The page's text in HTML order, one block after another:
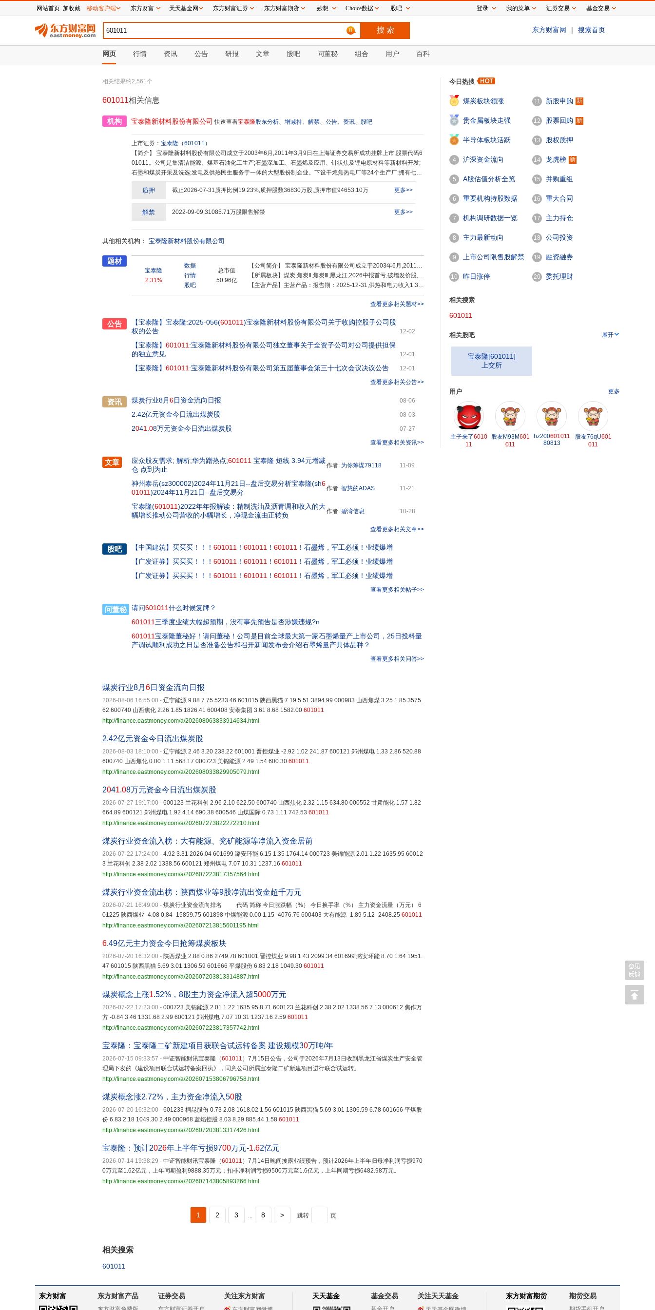
0 东方财富网 | 搜索首页
网页 行情 资讯 公告 研报 文章 股吧 问董秘 组合 用户 百科
相关结果约2,561个
601011相关信息
机构 宝泰隆新材料股份有限公司 快速查看宝泰隆股东分析、 增减持、 解禁、 公告、 资讯、 股吧
上市证券： 宝泰隆 （601011 ）
【简介】
01011。公司是集清洁能源、煤基石油化工生产;石墨深加工、石墨烯及应用、针状焦及锂电原材料等新材料开发;
石墨和煤炭开采及洗选;发电及供热民生服务于一体的大型股份制企业。下设干熄焦热电厂等24个生产厂;拥有七台
石墨选矿有限公司、宝泰隆新材料股份有限公司一矿、宝泰隆新材料股份有限公司二矿等10家全资子公司;宝清县
隆博士后科研工作站等2家科研机构;双鸭山龙煤天泰煤化工有限公司、七台河市东润矿业投资有限公司、宝希(北
环保建材、粗氢气提纯生产氢气燃料”完整的煤化工循环经济产业链,产品主要涉及新材料、高级碳材料、煤化工产
产业链特有的煤沥青、针状焦等人造石墨原料优势,以及已量产的150吨石墨烯产品优势,高端化、差异化的发展石
墨烯下游应用、锂离子电池正负极材料、特色石墨深加工等产业链条,并初具规模。公司一直坚持“科技兴企”战略,
公司先后获得了高温煤焦油加氢、后延迟焦化和焦炉煤气制甲醇组合工艺专利、干熄焦工装装置专利、复合柴油的
和组分工艺专利,公司以东北地区独占方式拥有《一种氧化石墨烯真空涡流剥离装置》的专利权。截止目前,已先后
获得过发明及实用新型专利157项,科技成果123项。与中国标准化研究院共同制定企业标准15项、省级地方标准2
项、国家联盟标准2项,参与制定国家标准4项,牵头制定国家能源局行业标准1项。形成了较完备的标准化体系,先后
通过了ISO9001质量管理体系认证和ISO14001环境管理体系认证,先后荣获“黑龙江省企业50强、全国二十佳节能
减排企业、全国优秀博士后科研工作站”等多项称号;被中央组织部评为“非公有制企业双强百家党组织”,被国家工信
部、国家财政部授予“国家技术创新示范企业”,被国家发改委和国家标准委授予“国家级煤化工循环经济标准化试点
和人才优势,依靠科技进步,深化转型升级,立足新能源和新材料领域,实施“煤化工”与“油化工”产业链间的优势互补,精
益管理,创新发展,建设国内一流的清洁能源和石墨烯产业基地。
质押 截止2026-07-31质押比例 19.23%,质押股数36830万股,质押市值94653.10万 更多>>
解禁 2022-09-09,31085.71万股限售解禁 更多>>
其他相关机构： 宝泰隆新材料股份有限公司
题材
宝泰隆
2.31%
数据
行情
股吧
总市值
50.96亿
【公司简介】 宝泰隆新材料股份有限公司成立于2003年6月,2011年3月9日在上海证券交易所成功挂牌上市,股票代码
【所属板块】 煤炭,焦炭Ⅱ,焦炭Ⅲ,黑龙江,2026中报首亏,破增发价股,破发股,反内卷概念,破净股,低价股,沪股通,融资融券,电池技术,碳基材料,氢能源,石墨烯,锂电池概念,煤化工概念
【主营产品】 主营产品：报告期：2025-12-31,供热和电力收入1.36亿 ，占比19.84% ，利润-0.01亿 ，占比-3.27% ，毛利率-1.02%；其他收入0.02亿 ，占比0.3% ，利润-0.01亿 ，占比-1.49% ，毛利率-30.55%；其他(补充)收入0.08亿 ，占比1.16% ，利润0.01亿 ，占比3.31% ，毛利率17.76%；原煤收入3.19亿 ，占比46.6% ，利润1.17亿 ，占比274.67% ，毛利率36.62%；新材料相关产品收入0.08亿 ，占比1.21% ，利润-0.03亿 ，占比-5.88% ，毛利率-30.19%；沫煤收入1.02亿 ，占比14.89% ，利润0.21亿 ，占比50.1% ，毛利率20.91%；焦炭收入0.01亿 ，占比0.2% ，利润0亿 ，占比-0.12% ，毛利率-3.66%；甲醇收入0.01亿 ，占比0.17% ，利润0亿 ，占比1.01% ，毛利率37.2%；精煤收入1.07亿 ，占比15.63% ，利润0.27亿 ，占比63.91% ，毛利率25.42%；利润-1.2亿 ，占比-282.23%
查看更多相关题材>>
公告 【宝泰隆】 宝泰隆:2025-056(601011)宝泰隆新材料股份有限公司关于收购控股子公司股
权的公告
12-02
【宝泰隆】 601011 :宝泰隆新材料股份有限公司独立董事关于全资子公司对公司提供担保
的独立意见
12-01
【宝泰隆】 601011 :宝泰隆新材料股份有限公司第五届董事会第三十七次会议决议公告
12-01
查看更多相关公告>>
资讯 煤炭行业8月6日资金流向日报 08-06
2.42亿元资金今日流出煤炭股 08-03
2041 08万元资金今日流出煤炭股
07-27
查看更多相关资讯>>
文章 应众股友需求; 解析;华为蹭热点;601011 宝泰隆 短线 3.94元增减
仓 点到为止
作者: 为你筹谋79118 11-09
神州泰岳(sz300002)2024年11月21日--盘后交易分析宝泰隆(sh6
01011)2024年11月21日--盘后交易分
作者: 智慧的ADAS 11-21
宝泰隆(601011)2022年年报解读：精制洗油及沥青调和收入的大
幅增长推动公司营收的小幅增长，净现金流由正转负
作者: 碧湾信息 10-28
查看更多相关文章>>
股吧 【中国建筑】 买买买！！！ 601011 ！ 601011 ！ 601011 ！石墨烯，军工必须！业绩爆增
【 广发证券】 买买买！！！ 601011 ！ 601011 ！ 601011 ！石墨烯，军工必须！业绩爆增
【 广发证券】 买买买！！！ 601011 ！ 601011 ！ 601011 ！石墨烯，军工必须！业绩爆增
查看更多相关帖子>>
问董秘 请问601011什么时候复牌？
601011 三季度业绩大幅超预期，没有事先预告是否涉嫌违规?n
601011宝泰隆董秘好！请问董秘！公司是目前全球最大第一家石墨烯量产上市公司，25日投料量
产调试顺利成功之日是否准备公告和召开新闻发布会介绍石墨烯量产具体品种？
查看更多相关问答>>
煤炭行业8月 6日资金流向日报
2026-08-06 16:55:00 - 辽宁能源 9.88 7.75 5233.46 601015 陕西黑猫 7.19 5.51 3894.99 000983 山西焦煤 3.25 1.85 3575.
62 600740 山西焦化 2.26 1.85 1826.41 600408 安泰集团 3.61 8.68 1582.00 601011
http://finance.eastmoney.com/a/202608063833914634.html
2.42亿元资金今日流出煤炭股
2026-08-03 18:10:00 - 辽宁能源 2.46 3.20 238.22 601001 晋控煤业 -2.92 1.02 241.87 600121 郑州煤电 1.33 2.86 520.88
600740 山西焦化 0.00 1.11 568.17 000723 美锦能源 2.49 1.54 600.30 601011
http://finance.eastmoney.com/a/202608033829905079.html
2041.08万元资金今日流出煤炭股
2026-07-27 19:17:00 - 600123 兰花科创 2.96 2.10 622.50 600740 山西焦化 2.32 1.15 634.80 000552 甘肃能化 1.57 1.82
664.89 600121 郑州煤电 1.92 4.14 690.38 600546 山煤国际 0.73 1.11 742.53 601011
http://finance.eastmoney.com/a/202607273822272210.html
煤炭行业资金流入榜：大有能源、兖矿能源等净流入资金居前
2026-07-22 17:24:00 - 4.92 3.31 2026.04 601699 潞安环能 6.15 1.35 1764.14 000723 美锦能源 2.01 1.22 1635.95 60012
3 兰花科创 2.38 2.02 1338.56 600121 郑州煤电 7.07 10.31 1237.16 601011
http://finance.eastmoney.com/a/202607223817357564.html
煤炭行业资金流出榜：陕西煤业等9股净流出资金超千万元
2026-07-21 16:49:00 - 煤炭行业资金流向排名 代码 简称 今日涨跌幅（%） 今日换手率（%） 主力资金流量（万元） 6
01225 陕西煤业 -4.08 0.84 -15859.75 601898 中煤能源 0.00 1.15 -4076.76 600403 大有能源 -1.89 5.12 -2408.25 601011
http://finance.eastmoney.com/a/202607213815601195.html
6.49亿元主力资金今日抢筹煤炭板块
2026-07-20 16:32:00 - 陕西煤业 2.88 0.86 2749.78 601001 晋控煤业 9.98 1.43 2099.34 601699 潞安环能 8.70 1.64 1951.
47 601015 陕西黑猫 5.69 3.01 1306.59 601666 平煤股份 6.83 2.18 1049.30 601011
http://finance.eastmoney.com/a/202607203813314887.html
煤炭概念上涨1.52%，8股主力资金净流入超5000万元
2026-07-22 17:23:00 - 000723 美锦能源 2.01 1.22 1635.95 8.71 600123 兰花科创 2.38 2.02 1338.56 7.13 000612 焦作万
方 -0.84 3.46 1331.68 2.99 600121 郑州煤电 7.07 10.31 1237.16 2.59 601011
http://finance.eastmoney.com/a/202607223817357742.html
宝泰隆：宝泰隆二矿新建项目获联合试运转备案 建设规模30万吨/年
2026-07-15 09:33:57 - 中证智能财讯宝泰隆（601011 ）7月15日公告，公司于2026年7月13日收到黑龙江省煤炭生产安全管
理局下发的《建设项目联合试运转备案回执》，同意公司所属宝泰隆二矿新建项目进行联合试运转。
http://finance.eastmoney.com/a/202607153806796758.html
煤炭概念涨2.72%，主力资金净流入50股
2026-07-20 16:32:00 - 601233 桐昆股份 0.73 2.08 1618.02 1.56 601015 陕西黑猫 5.69 3.01 1306.59 6.78 601666 平煤股
份 6.83 2.18 1049.30 2.49 000968 蓝焰控股 8.03 8.29 885.44 1.58 601011
http://finance.eastmoney.com/a/202607203813317426.html
宝泰隆：预计2026年上半年亏损9700万元-1.62亿元
2026-07-14 19:38:29 - 中证智能财讯宝泰隆（601011 ）7月14日晚间披露业绩预告，预计2026年上半年归母净利润亏损970
0万元至1.62亿元，上年同期盈利9888.35万元；扣非净利润亏损9500万元至1.6亿元，上年同期亏损6482.98万元。
http://finance.eastmoney.com/a/202607143805893266.html
1 2 3 ... 8 > 跳转 页
相关搜索
601011
今日热搜
煤炭板块领涨
2
贵金属板块走强
3
半导体板块活跃
4 沪深资金流向
5 A股估值分析全览
6 重要机构持股数据
7 机构调研数据一览
8 主力最新动向
9 上市公司限售股解禁
一览
10 昨日涨停
11 新股申购 新
12 股票回购 新
13 股权质押
14 龙虎榜 新
15 并购重组
16 重大合同
17 主力持仓
18 公司投资
19 融资融券
20 委托理财
相关搜索
601011
相关股吧 展开
宝泰隆[601011]
上交所
用户 更多
主子来了6010
11
股友M93M601
011
hz200601011
80813
股友76qU601
011
东方财富 东方财富产品 证券交易 关注东方财富 天天基金 基金交易 关注天天基金 东方财富期货 期货交易
网站首页 加收藏 移动客户端 东方财富 天天基金网 东方财富证券 东方财富期货 妙想 Choice数据 股吧 登录 我的菜单 证券交易 基金交易